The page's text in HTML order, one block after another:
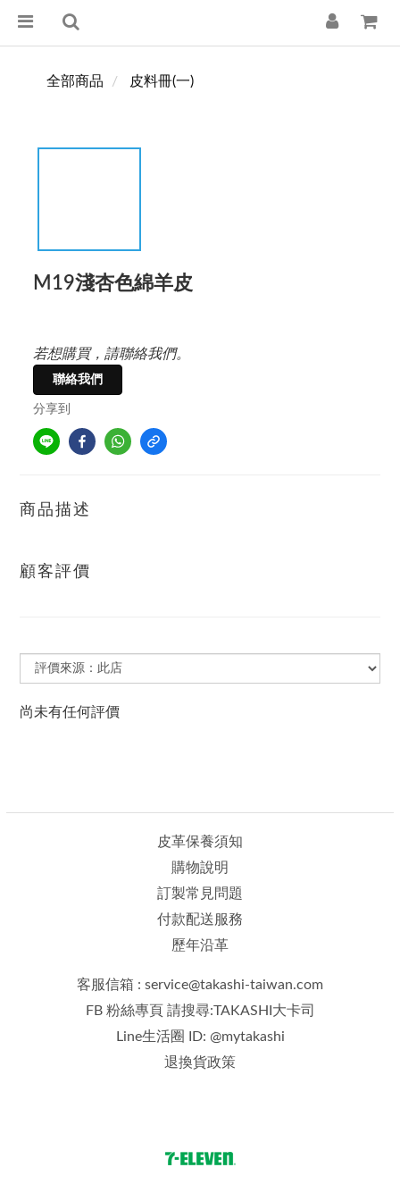
全部商品 皮料冊(一)
M19淺杏色綿羊皮
若想購買，請聯絡我們。
聯絡我們
分享到
商品描述
顧客評價
尚未有任何評價
皮革保養須知
購物說明
訂製常見問題
付款配送服務
歷年沿革
客服信箱 : service@takashi-taiwan.com
FB 粉絲專頁 請搜尋:TAKASHI大卡司
Line生活圈 ID: @mytakashi
退換貨政策